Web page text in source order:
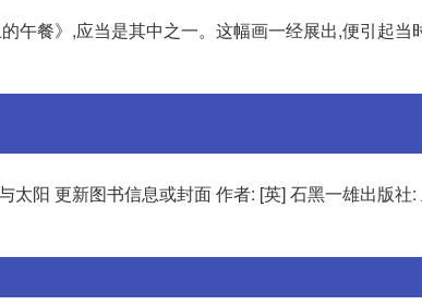
午餐》,应当是其中之一。这幅画一经展出,便引起当
阳 更新图书信息或封面 作者: [英] 石黑一雄出版社